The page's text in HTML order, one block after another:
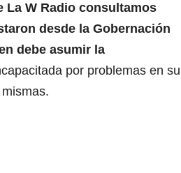
La W Radio consultamos
desde la Gobernación
debe asumir la
por problemas en su